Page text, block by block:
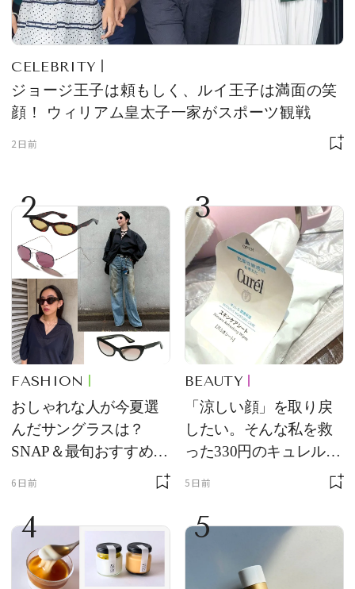
CELEBRITY
ジョージ王子は頼もしく、ルイ王子は満面の笑
顔！ ウィリアム皇太子一家がスポーツ観戦
2日前
2
FASHION
おしゃれな人が今夏選
んだサングラスは？
SNAP＆最旬おすすめサ
6日前
3
BEAUTY
「涼しい顔」を取り戻
したい。そんな私を救
った330円のキュレル名
5日前
4 5